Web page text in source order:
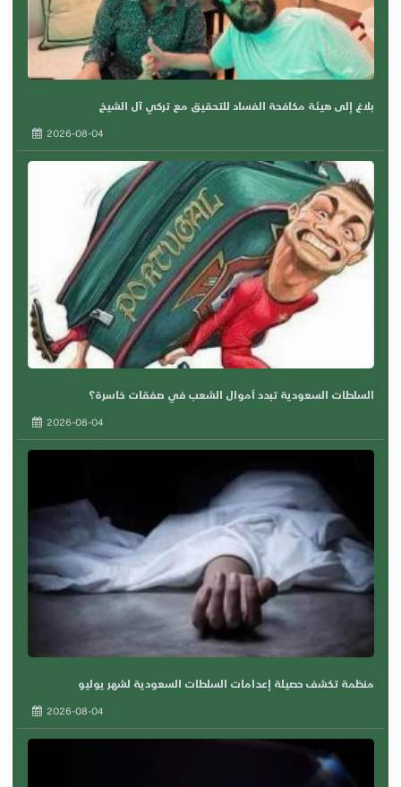
بلاغ إلى هيئة مكافحة الفساد للتحقيق مع تركي آل الشيخ
2026-08-04
السلطات السعودية تبدد أموال الشعب في صفقات خاسرة؟
2026-08-04
منظمة تكشف حصيلة إعدامات السلطات السعودية لشهر يوليو
2026-08-04